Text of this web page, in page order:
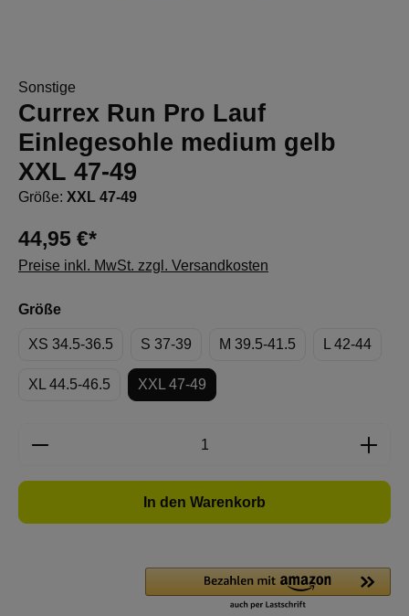
Sonstige
Currex Run Pro Lauf
Einlegesohle medium gelb
XXL 47-49
Größe: XXL 47-49
44,95 €*
Preise inkl. MwSt. zzgl. Versandkosten
Größeauswählen
XS 34.5-36.5 S 37-39 M 39.5-41.5 L 42-44
XL 44.5-46.5 XXL 47-49
Produkt Anzahl: Gib den gewünschten
In den Warenkorb